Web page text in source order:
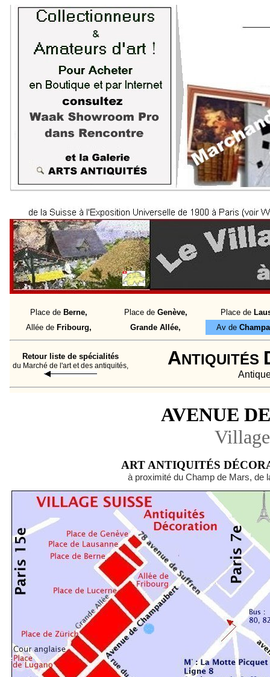
Place de Berne, Place de Genève, Place de
Allée de Fribourg, Grande Allée, Av de
Retour liste de spécialités
du Marché de l'art et des antiquités, ANTIQUITÉS
AVENUE
ART ANTIQUITÉS
à proximité du Champ de Mars, de